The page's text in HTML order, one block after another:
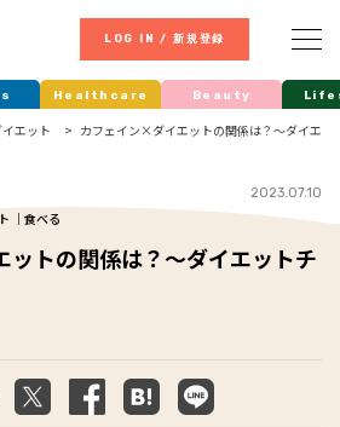
LOG IN / 新規登録
Healthcare Beauty
イエット
カフェイン×ダイエットの関係は？～ダイエ
｜食べる
2023.07.10
トの関係は？～ダイエットチ